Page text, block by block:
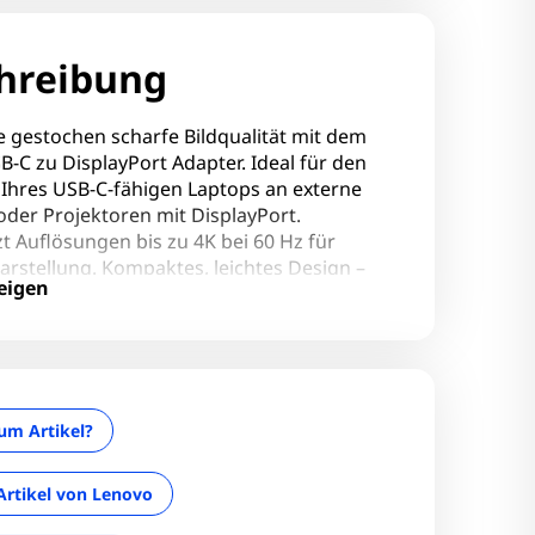
gestochen scharfe Bildqualität mit dem
C zu DisplayPort Adapter. Ideal für den
USB-C-fähigen Laptops an externe
Projektoren mit DisplayPort.
Auflösungen bis zu 4K bei 60 Hz für
Kompaktes, leichtes Design –
oder das Büro. Plug & Play –
Artikel?
von Lenovo